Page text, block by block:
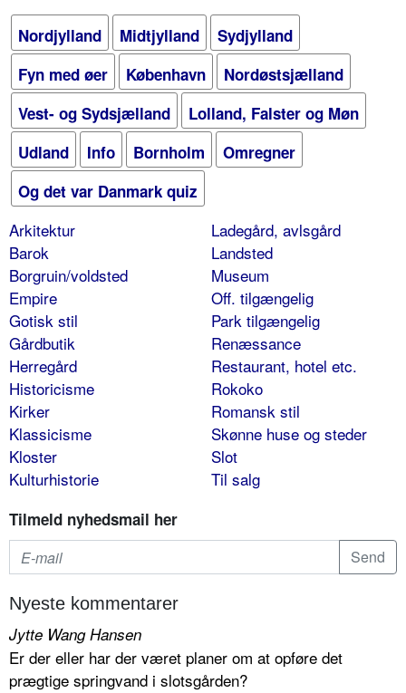
Nordjylland Midtjylland
Sydjylland
Fyn med øer
København
Nordøstsjælland
Vest- og Sydsjælland
Lolland, Falster og Møn
Udland
Info Bornholm
Omregner
Og det var Danmark quiz
Arkitektur
Barok
Borgruin/voldsted
Empire
Gotisk stil
Gårdbutik
Herregård
Historicisme
Kirker
Klassicisme
Kloster
Kulturhistorie
Ladegård, avlsgård
Landsted
Museum
Off. tilgængelig
Park tilgængelig
Renæssance
Restaurant, hotel etc.
Rokoko
Romansk stil
Skønne huse og steder
Slot
Til salg
Tilmeld nyhedsmail her
Nyeste kommentarer
Jytte Wang Hansen
Er der eller har der været planer om at opføre det
prægtige springvand i slotsgården?